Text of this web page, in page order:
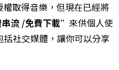
權取得音樂​，但現在已經將
流 /免費下載” 來供個人使
社交媒體，讓你可以分享